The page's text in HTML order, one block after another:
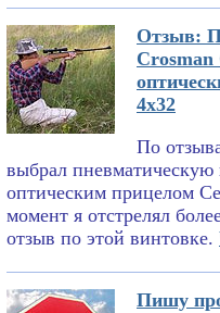
Отзыв:
4x32
По
выбрал пневматическую
оптическим прицелом
момент я отстрелял
отзыв по этой винтовке.
Пишу